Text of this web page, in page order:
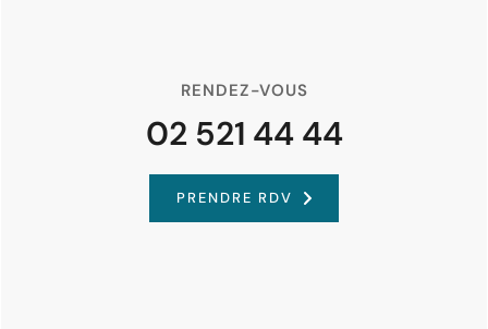
RENDEZ-VOUS
02 521 44 44
PRENDRE RDV